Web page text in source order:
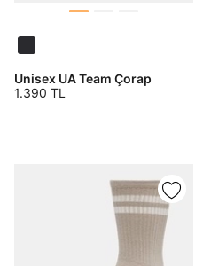
Unisex UA Team Çorap
1.390 TL